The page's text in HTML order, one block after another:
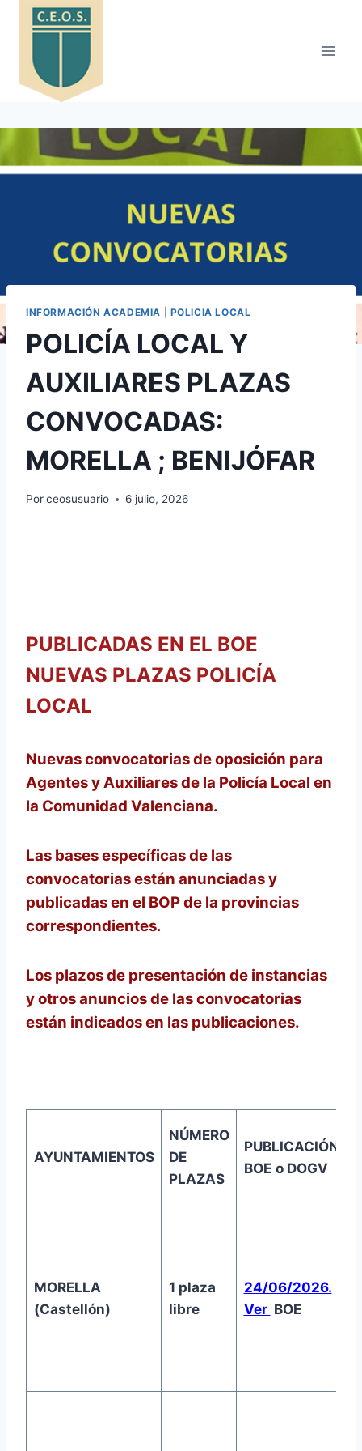
Saltar
INFORMACIÓN ACADEMIA POLICIA LOCAL
POLICÍA LOCAL Y
AUXILIARES PLAZAS
CONVOCADAS:
MORELLA ; BENIJÓFAR
Porceosusuario 6 julio, 2026
PUBLICADAS EN EL BOE
NUEVAS PLAZAS POLICÍA
LOCAL
Nuevas convocatorias de oposición para
Agentes y Auxiliares de la Policía Local en
la Comunidad Valenciana.
Las bases específicas de las
convocatorias están anunciadas y
publicadas en el BOP de la provincias
correspondientes.
Los plazos de presentación de instancias
y otros anuncios de las convocatorias
están indicados en las publicaciones.
AYUNTAMIENTOS
NÚMERO
DE
PLAZAS
PUBLICACIÓN
BOE o DOGV
MORELLA
(Castellón)
1 plaza
libre
24/06/2026.
Ver BOE